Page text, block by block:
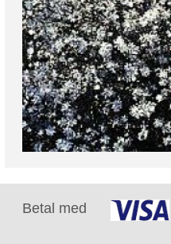
Betal med